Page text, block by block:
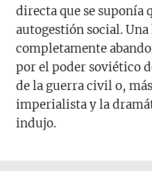
directa que se suponía
autogestión social.
completamente
por el poder soviético
de la guerra civil o,
imperialista y la
indujo.